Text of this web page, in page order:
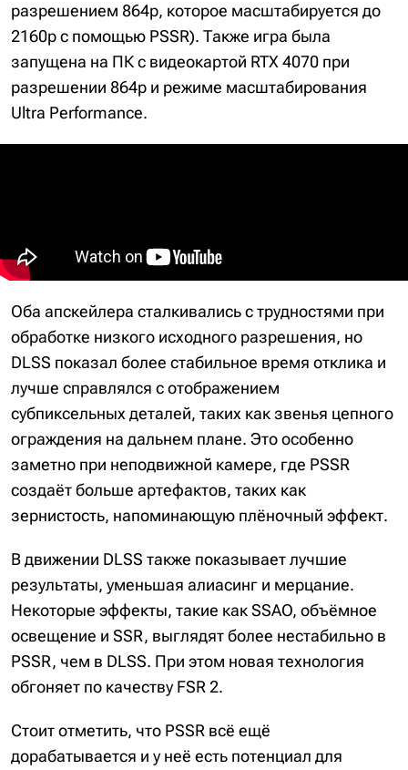
разрешением 864p, которое масштабируется до
2160p с помощью PSSR). Также игра была
запущена на ПК с видеокартой RTX 4070 при
разрешении 864p и режиме масштабирования
Ultra Performance.
Оба апскейлера сталкивались с трудностями при
обработке низкого исходного разрешения, но
DLSS показал более стабильное время отклика и
лучше справлялся с отображением
субпиксельных деталей, таких как звенья цепного
ограждения на дальнем плане. Это особенно
заметно при неподвижной камере, где PSSR
создаёт больше артефактов, таких как
зернистость, напоминающую плёночный эффект.
В движении DLSS также показывает лучшие
результаты, уменьшая алиасинг и мерцание.
Некоторые эффекты, такие как SSAO, объёмное
освещение и SSR, выглядят более нестабильно в
PSSR, чем в DLSS. При этом новая технология
обгоняет по качеству FSR 2.
Стоит отметить, что PSSR всё ещё
дорабатывается и у неё есть потенциал для